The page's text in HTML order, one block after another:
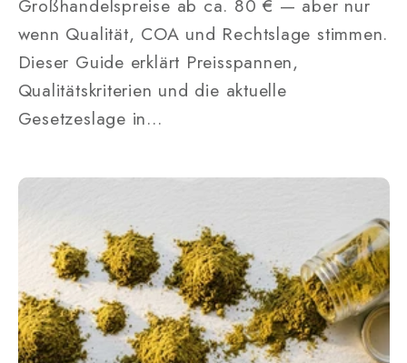
Großhandelspreise ab ca. 80 € — aber nur
wenn Qualität, COA und Rechtslage stimmen.
Dieser Guide erklärt Preisspannen,
Qualitätskriterien und die aktuelle
Gesetzeslage in...